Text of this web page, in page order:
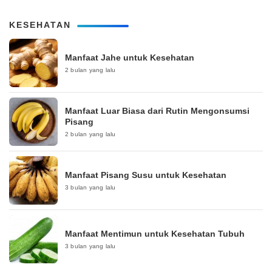
KESEHATAN
Manfaat Jahe untuk Kesehatan
2 bulan yang lalu
Manfaat Luar Biasa dari Rutin Mengonsumsi
Pisang
2 bulan yang lalu
Manfaat Pisang Susu untuk Kesehatan
3 bulan yang lalu
Manfaat Mentimun untuk Kesehatan Tubuh
3 bulan yang lalu